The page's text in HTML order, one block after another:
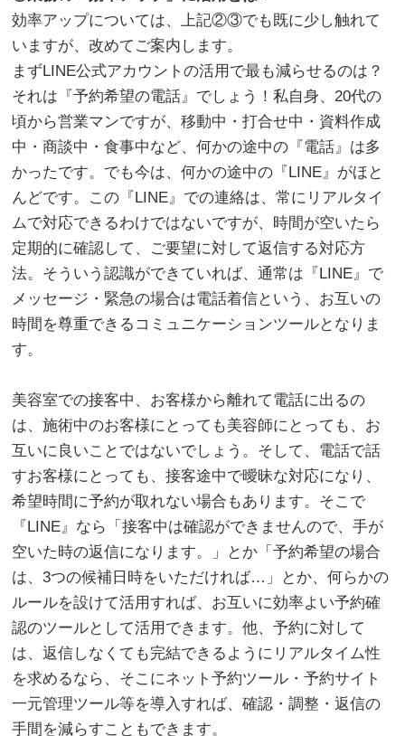
効率アップについては、上記②③でも既に少し触れて
いますが、改めてご案内します。
まずLINE公式アカウントの活用で最も減らせるのは？
それは『予約希望の電話』でしょう！私自身、20代の
頃から営業マンですが、移動中・打合せ中・資料作成
中・商談中・食事中など、何かの途中の『電話』は多
かったです。でも今は、何かの途中の『LINE』がほと
んどです。この『LINE』での連絡は、常にリアルタイ
ムで対応できるわけではないですが、時間が空いたら
定期的に確認して、ご要望に対して返信する対応方
法。そういう認識ができていれば、通常は『LINE』で
メッセージ・緊急の場合は電話着信という、お互いの
時間を尊重できるコミュニケーションツールとなりま
す。
美容室での接客中、お客様から離れて電話に出るの
は、施術中のお客様にとっても美容師にとっても、お
互いに良いことではないでしょう。そして、電話で話
すお客様にとっても、接客途中で曖昧な対応になり、
希望時間に予約が取れない場合もあります。そこで
『LINE』なら「接客中は確認ができませんので、手が
空いた時の返信になります。」とか「予約希望の場合
は、3つの候補日時をいただければ…」とか、何らかの
ルールを設けて活用すれば、お互いに効率よい予約確
認のツールとして活用できます。他、予約に対して
は、返信しなくても完結できるようにリアルタイム性
を求めるなら、そこにネット予約ツール・予約サイト
一元管理ツール等を導入すれば、確認・調整・返信の
手間を減らすこともできます。